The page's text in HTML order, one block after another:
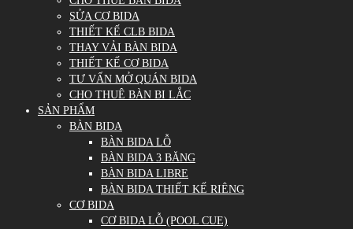
SỬA CƠ BIDA
THIẾT KẾ CLB BIDA
THAY VẢI BÀN BIDA
THIẾT KẾ CƠ BIDA
TƯ VẤN MỞ QUÁN BIDA
CHO THUÊ BÀN BI LẮC
SẢN PHẨM
BÀN BIDA
BÀN BIDA LỖ
BÀN BIDA 3 BĂNG
BÀN BIDA LIBRE
BÀN BIDA THIẾT KẾ RIÊNG
CƠ BIDA
CƠ BIDA LỖ (POOL CUE)